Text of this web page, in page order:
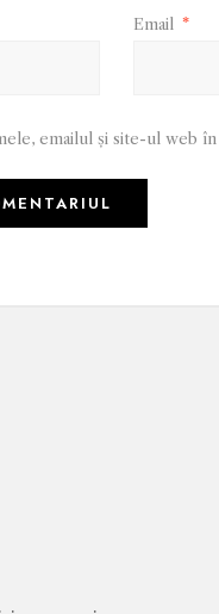
Email *
emailul și site-ul web